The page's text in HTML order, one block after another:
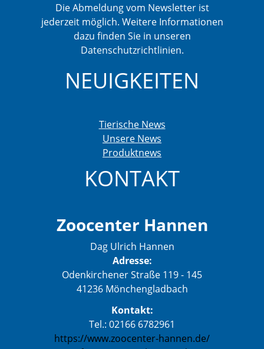
Die Abmeldung vom Newsletter ist
jederzeit möglich. Weitere Informationen
dazu finden Sie in unseren
Datenschutzrichtlinien.
NEUIGKEITEN
Tierische News
Unsere News
Produktnews
KONTAKT
Zoocenter Hannen
Dag Ulrich Hannen
Adresse:
Odenkirchener Straße 119 - 145
41236 Mönchengladbach
Kontakt:
Tel.: 02166 6782961
https://www.zoocenter-hannen.de/